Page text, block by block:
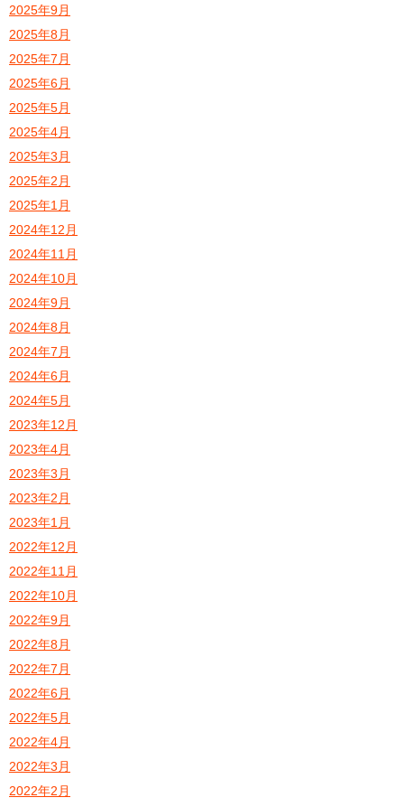
2025年9月
2025年8月
2025年7月
2025年6月
2025年5月
2025年4月
2025年3月
2025年2月
2025年1月
2024年12月
2024年11月
2024年10月
2024年9月
2024年8月
2024年7月
2024年6月
2024年5月
2023年12月
2023年4月
2023年3月
2023年2月
2023年1月
2022年12月
2022年11月
2022年10月
2022年9月
2022年8月
2022年7月
2022年6月
2022年5月
2022年4月
2022年3月
2022年2月